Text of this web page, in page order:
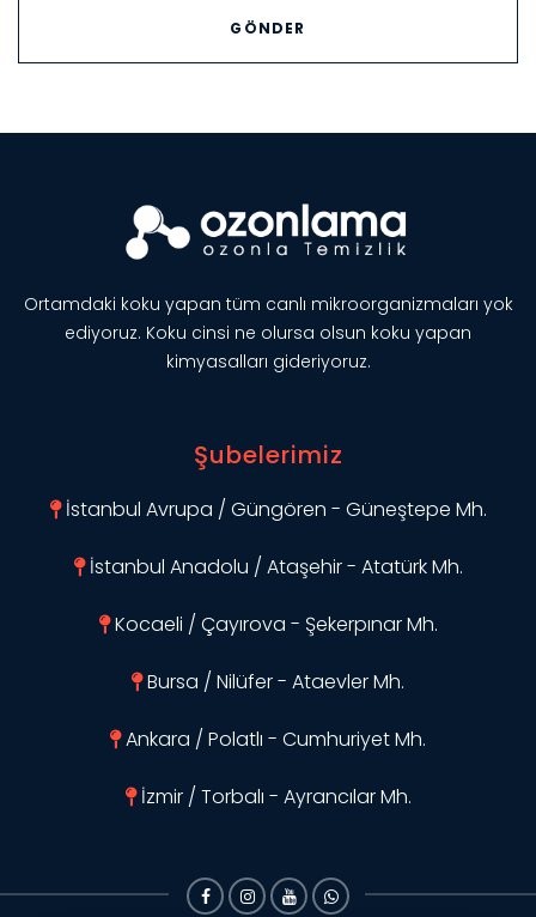
Ortamdaki koku yapan tüm canlı mikroorganizmaları yok
ediyoruz. Koku cinsi ne olursa olsun koku yapan
kimyasalları gideriyoruz.
Şubelerimiz
İstanbul Avrupa / Güngören - Güneştepe Mh.
İstanbul Anadolu / Ataşehir - Atatürk Mh.
Kocaeli / Çayırova - Şekerpınar Mh.
Bursa / Nilüfer - Ataevler Mh.
Ankara / Polatlı - Cumhuriyet Mh.
İzmir / Torbalı - Ayrancılar Mh.